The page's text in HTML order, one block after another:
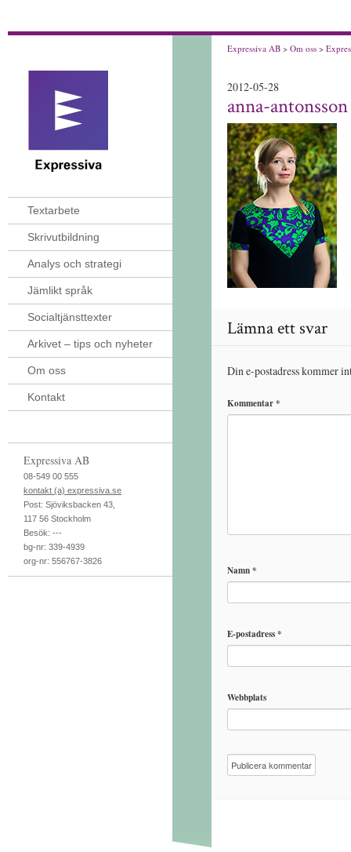
Textarbete
Skrivutbildning
Analys och strategi
Jämlikt språk
Socialtjänsttexter
Arkivet – tips och nyheter
Om oss
Kontakt
Expressiva AB
08-549 00 555
kontakt (a) expressiva.se
Post: Sjöviksbacken 43
117 56 Stockholm
Besök: ---
bg-nr: 339-4939
org-nr: 556767-3826
Expressiva AB > Om oss >
2012-05-28
anna-antonsson
Lämna ett svar
Din e-postadress kommer
Kommentar*
Namn*
E-postadress*
Webbplats